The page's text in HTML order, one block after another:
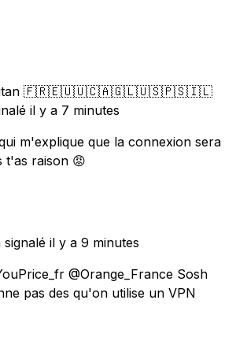
🇫🇷🇪🇺🇺🇨🇦🇬🇱🇺🇸🇵🇸🇮🇱
il y a 7 minutes
m'explique que la connexion sera
t'as raison 😡
signalé il y a 9 minutes
@Orange_France Sosh
pas des qu'on utilise un VPN